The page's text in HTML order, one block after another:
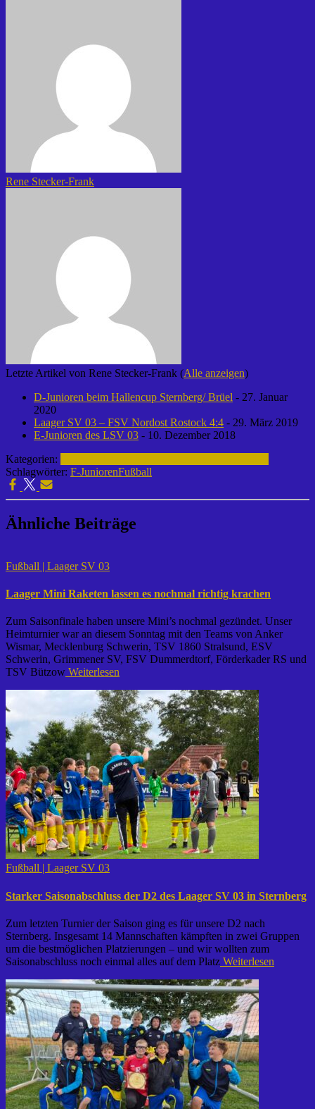
Rene Stecker-Frank
Letzte Artikel von Rene Stecker-Frank (Alle anzeigen)
D-Junioren beim Hallencup Sternberg/ Brüel - 27. Januar
2020
Laager SV 03 – FSV Nordost Rostock 4:4 - 29. März 2019
E-Junioren des LSV 03 - 10. Dezember 2018
Kategorien:
Schlagwörter: F-JuniorenFußball
Ähnliche Beiträge
Fußball | Laager SV 03
Laager Mini Raketen lassen es nochmal richtig krachen
Zum Saisonfinale haben unsere Mini’s nochmal gezündet. Unser
Heimturnier war an diesem Sonntag mit den Teams von Anker
Wismar, Mecklenburg Schwerin, TSV 1860 Stralsund, ESV
Schwerin, Grimmener SV, FSV Dummerdtorf, Förderkader RS und
TSV Bützow Weiterlesen
Fußball | Laager SV 03
Starker Saisonabschluss der D2 des Laager SV 03 in Sternberg
Zum letzten Turnier der Saison ging es für unsere D2 nach
Sternberg. Insgesamt 14 Mannschaften kämpften in zwei Gruppen
um die bestmöglichen Platzierungen – und wir wollten zum
Saisonabschluss noch einmal alles auf dem Platz Weiterlesen